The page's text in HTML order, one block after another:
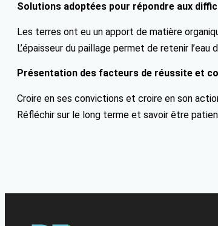
Solutions adoptées pour répondre aux
Les terres ont eu un apport de matière
L’épaisseur du paillage permet de retenir
Présentation des facteurs de réussite et
Croire en ses convictions et croire en son
Réfléchir sur le long terme et savoir être